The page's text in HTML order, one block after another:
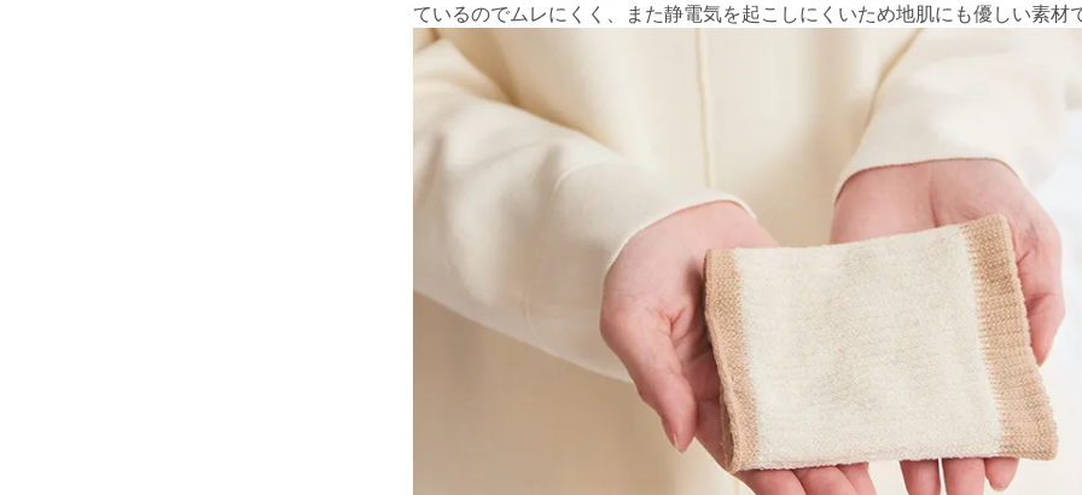
ているのでムレにくく、また静電気を起こしにくいため地肌にも優しい素材